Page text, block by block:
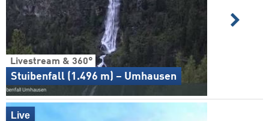
Livestream & 360°
Stuibenfall (1.496 m) – Umhausen
Live